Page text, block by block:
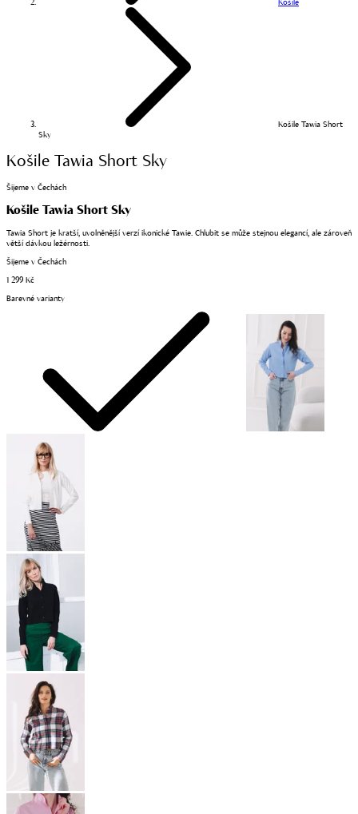
Košile Tawia Short
Sky
Košile Tawia Short Sky
Šijeme v Čechách
Košile Tawia Short Sky
Tawia Short je kratší, uvolněnější verzí ikonické Tawie. Chlubit se může stejnou elegancí, ale zároveň
větší dávkou ležérnosti.
Šijeme v Čechách
1 299 Kč
Barevné varianty